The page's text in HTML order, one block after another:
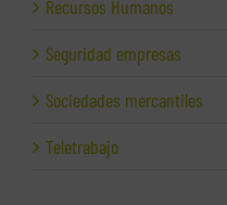
Recursos Humanos
Seguridad empresas
Sociedades mercantiles
Teletrabajo